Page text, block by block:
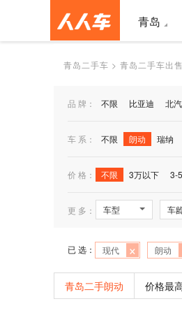
青岛
青岛二手车 > 青岛二手车出售
品 牌： 不限 比亚迪 北
车 系： 不限 朗动 瑞纳
价 格： 不限 3万以下 3-
更 多： 车型 车
已 选： 现代 × 朗动
青岛二手朗动 价格最